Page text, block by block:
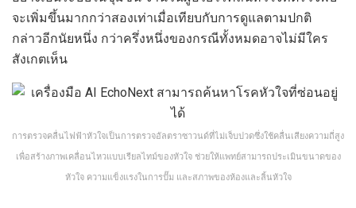
จะเพิ่มขึ้นมากกว่าสองเท่าเมื่อเทียบกับการดูแลตามปกติ
กล่าวอีกนัยหนึ่ง กว่าครึ่งหนึ่งของกรณีทั้งหมดอาจไม่มีใคร
สังเกตเห็น
การตรวจคลื่นไฟฟ้าหัวใจเป็นการตรวจอัลตราซาวนด์ที่ไม่เจ็บปวดซึ่งใช้คลื่นเสียงความถี่สูง
เพื่อสร้างภาพเคลื่อนไหวแบบเรียลไทม์ของหัวใจ ช่วยให้แพทย์สามารถประเมินขนาดของ
หัวใจ ความแข็งแรงในการปั๊ม และสภาพของห้องและลิ้นหัวใจ